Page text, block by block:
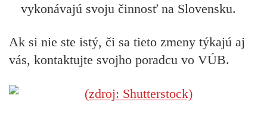
vykonávajú svoju činnosť na Slovensku.
Ak si nie ste istý, či sa tieto zmeny týkajú aj
vás, kontaktujte svojho poradcu vo VÚB.